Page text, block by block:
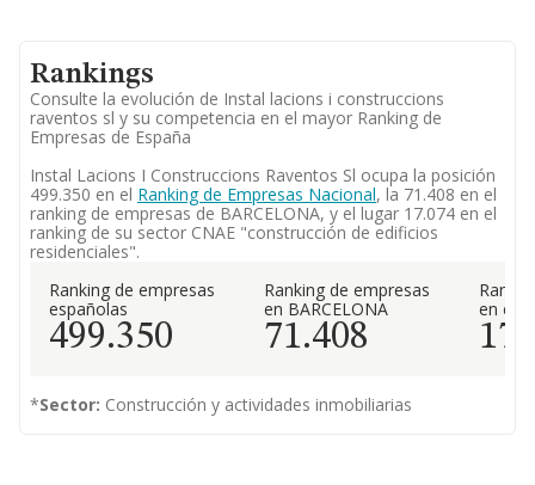
Rankings
Consulte la evolución de Instal lacions i construccions
raventos sl y su competencia en el mayor Ranking de
Empresas de España
Instal Lacions I Construccions Raventos Sl ocupa la posición
499.350 en el Ranking de Empresas Nacional, la 71.408 en el
ranking de empresas de BARCELONA, y el lugar 17.074 en el
ranking de su sector CNAE "construcción de edificios
residenciales".
Ranking de empresas
españolas
499.350
Ranking de empresas
en BARCELONA
71.408
en el
*Sector: Construcción y actividades inmobiliarias